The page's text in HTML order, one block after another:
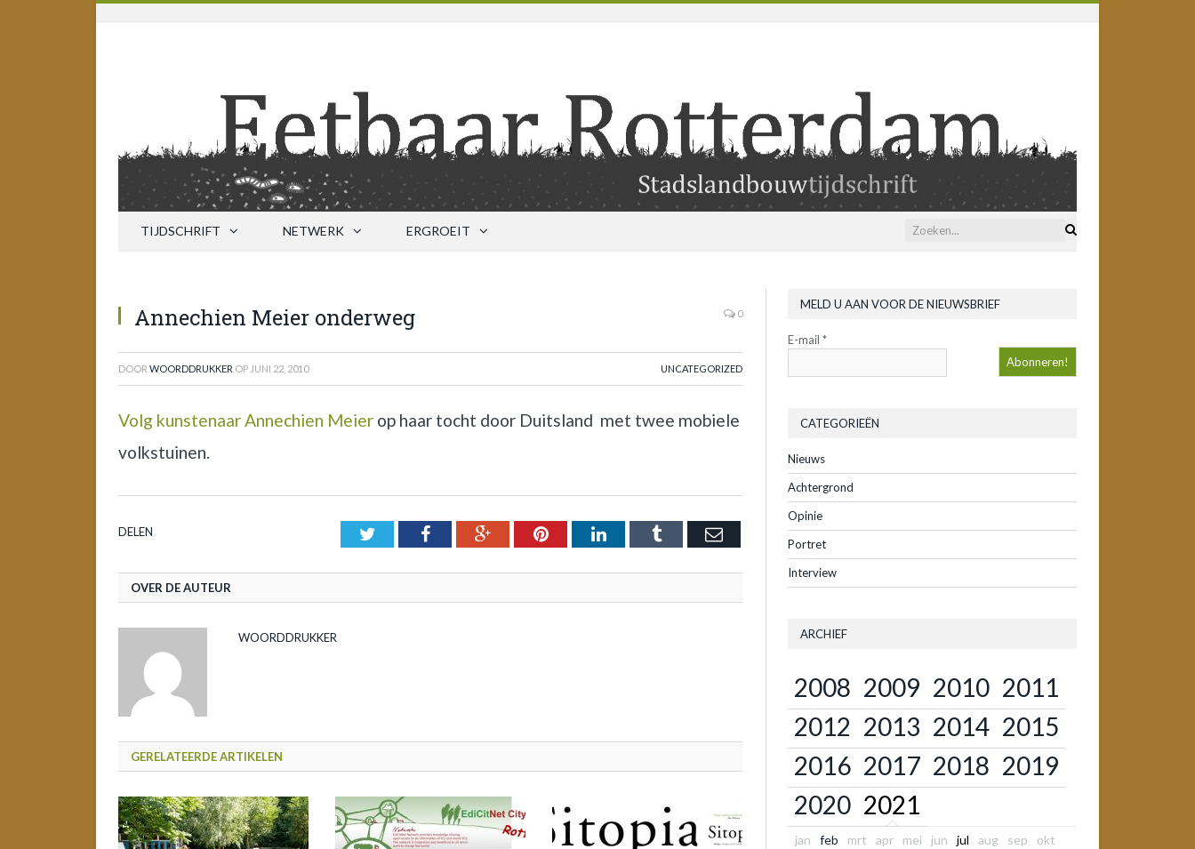
TIJDSCHRIFT NETWERK ERGROEIT
Annechien Meier onderweg 0
DOOR WOORDDRUKKER OP JUNI 22, 2010 UNCATEGORIZED
Volg kunstenaar Annechien Meier op haar tocht door Duitsland met twee mobiele
volkstuinen.
DELEN TwitterFacebookGoogle+PinterestLinkedInTumblr Email
OVER DE AUTEUR
WOORDDRUKKER
GERELATEERDE ARTIKELEN
MELD U AAN VOOR DE NIEUWSBRIEF
E-mail *
CATEGORIEËN
Nieuws
Achtergrond
Opinie
Portret
Interview
ARCHIEF
2008 2009 2010 2011
2012 2013 2014 2015
2016 2017 2018 2019
2020 2021
jan feb mrt apr mei jun jul aug sep
okt